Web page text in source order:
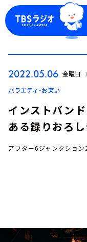
ログイン
お知らせ
2022.05.06 金曜日
バラエティ・お笑い
インストバン
ある録りおろ
アフター6ジャンクション